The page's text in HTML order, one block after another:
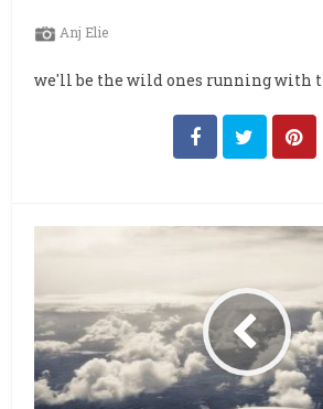
Anj Elie
we'll be the wild ones running with